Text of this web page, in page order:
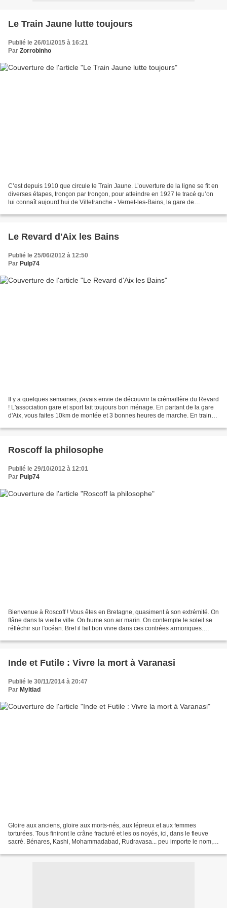
Le Train Jaune lutte toujours
Publié le 26/01/2015 à 16:21
Par Zorrobinho
C’est depuis 1910 que circule le Train Jaune. L’ouverture de la ligne se fit en
diverses étapes, tronçon par tronçon, pour atteindre en 1927 le tracé qu’on
lui connaît aujourd’hui de Villefranche - Vernet-les-Bains, la gare de
Le Revard d'Aix les Bains
Publié le 25/06/2012 à 12:50
Par Pulp74
Il y a quelques semaines, j'avais envie de découvrir la crémaillère du Revard
! L'association gare et sport fait toujours bon ménage. En partant de la gare
d'Aix, vous faites 10km de montée et 3 bonnes heures de marche. En train
Roscoff la philosophe
Publié le 29/10/2012 à 12:01
Par Pulp74
Bienvenue à Roscoff ! Vous êtes en Bretagne, quasiment à son extrémité. On
flâne dans la vieille ville. On hume son air marin. On contemple le soleil se
réfléchir sur l'océan. Bref il fait bon vivre dans ces contrées armoriques.
Inde et Futile : Vivre la mort à Varanasi
Publié le 30/11/2014 à 20:47
Par Myltiad
Gloire aux anciens, gloire aux morts-nés, aux lépreux et aux femmes
torturées. Tous finiront le crâne fracturé et les os noyés, ici, dans le fleuve
sacré. Bénares, Kashi, Mohammadabad, Rudravasa... peu importe le nom,